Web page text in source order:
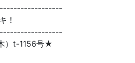
）t-1156号★